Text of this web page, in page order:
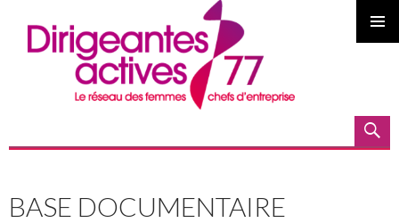
AU
BASE DOCUMENTAIRE